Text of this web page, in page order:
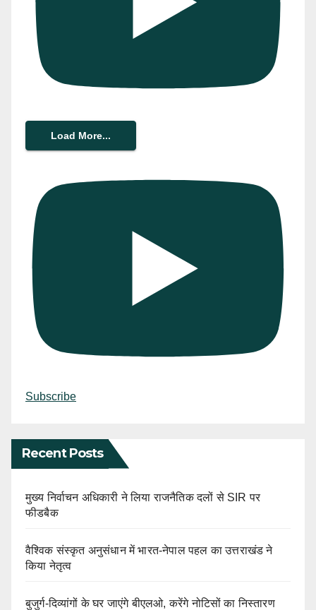
Load More...
Subscribe
Recent Posts
मुख्य निर्वाचन अधिकारी ने लिया राजनैतिक दलों से SIR पर
फीडबैक
वैश्विक संस्कृत अनुसंधान में भारत-नेपाल पहल का उत्तराखंड ने
किया नेतृत्व
बुजुर्ग-दिव्यांगों के घर जाएंगे बीएलओ, करेंगे नोटिसों का निस्तारण